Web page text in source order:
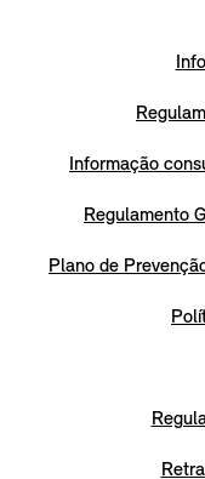
Informação
Regulamento
Plano de